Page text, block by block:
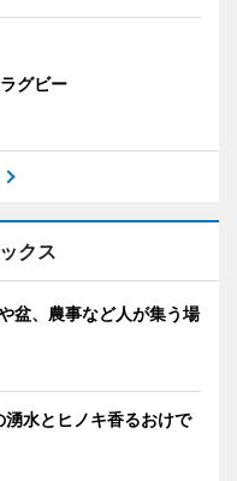
グビー
クス
盆、農事など人が集う場
水とヒノキ香るおけで